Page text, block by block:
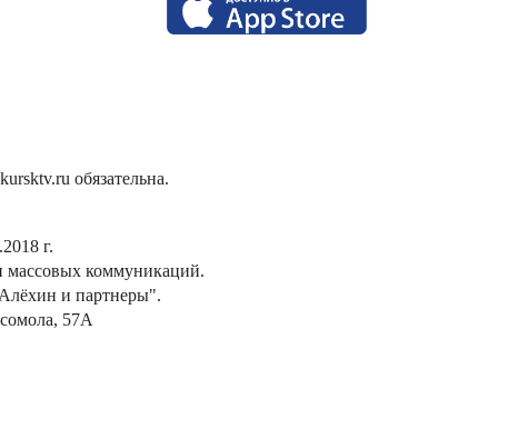
обязательна.
г.
массовых коммуникаций.
и партнеры".
57А